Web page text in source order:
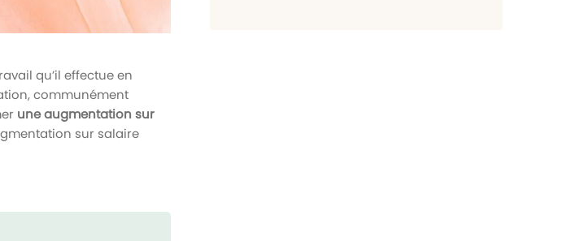
qu’il effectue en
communément
une augmentation sur
sur salaire